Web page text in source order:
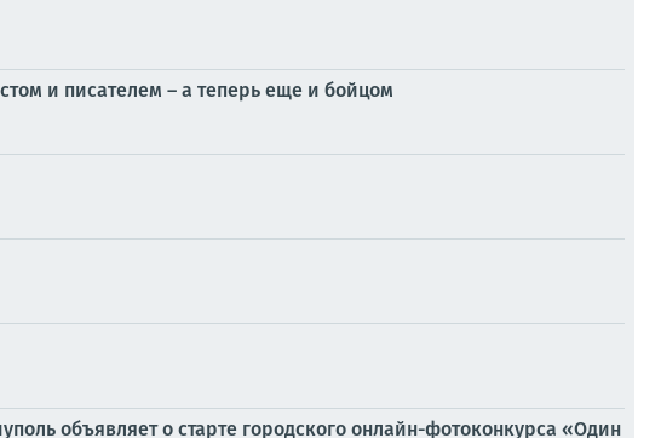
и писателем – а теперь еще и бойцом
объявляет о старте городского онлайн-фотоконкурса «Один